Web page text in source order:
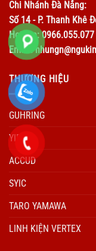
Chi Nhánh Đà Nẳng:
Số 14 - P. Thanh Khê
Hotline: 0966.055.077
Email:
THƯƠNG HIỆU
GUHRING
YIDA
ACCUD
SYIC
TARO YAMAWA
LINH KIỆN VERTEX